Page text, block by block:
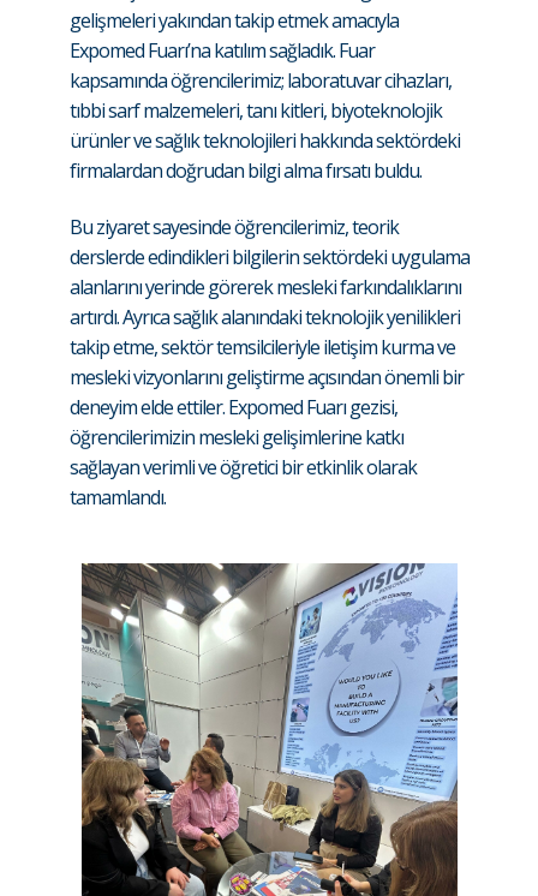
gelişmeleri yakından takip etmek amacıyla
Expomed Fuarı’na katılım sağladık. Fuar
kapsamında öğrencilerimiz; laboratuvar cihazları,
tıbbi sarf malzemeleri, tanı kitleri, biyoteknolojik
ürünler ve sağlık teknolojileri hakkında sektördeki
firmalardan doğrudan bilgi alma fırsatı buldu.
Bu ziyaret sayesinde öğrencilerimiz, teorik
derslerde edindikleri bilgilerin sektördeki uygulama
alanlarını yerinde görerek mesleki farkındalıklarını
artırdı. Ayrıca sağlık alanındaki teknolojik yenilikleri
takip etme, sektör temsilcileriyle iletişim kurma ve
mesleki vizyonlarını geliştirme açısından önemli bir
deneyim elde ettiler. Expomed Fuarı gezisi,
öğrencilerimizin mesleki gelişimlerine katkı
sağlayan verimli ve öğretici bir etkinlik olarak
tamamlandı.